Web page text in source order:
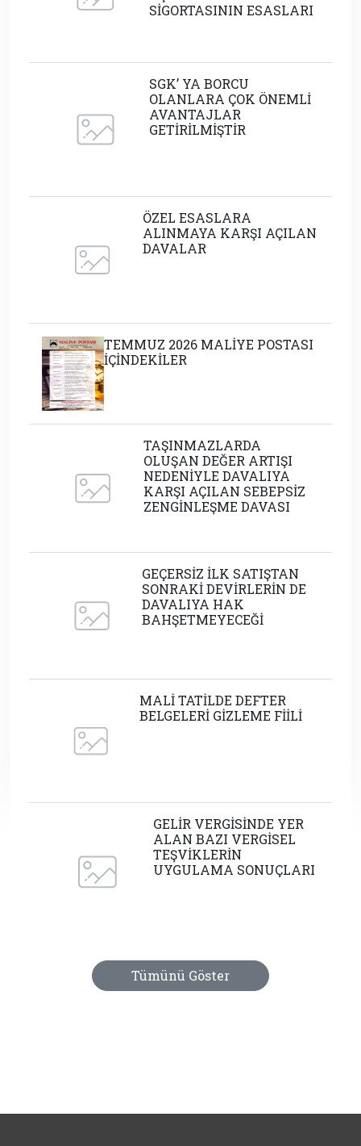
SİGORTASININ ESASLARI
SGK’ YA BORCU
OLANLARA ÇOK ÖNEMLİ
AVANTAJLAR
GETİRİLMİŞTİR
ÖZEL ESASLARA
ALINMAYA KARŞI AÇILAN
DAVALAR
TEMMUZ 2026 MALİYE POSTASI
İÇİNDEKİLER
TAŞINMAZLARDA
OLUŞAN DEĞER ARTIŞI
NEDENİYLE DAVALIYA
KARŞI AÇILAN SEBEPSİZ
ZENGİNLEŞME DAVASI
GEÇERSİZ İLK SATIŞTAN
SONRAKİ DEVİRLERİN DE
DAVALIYA HAK
BAHŞETMEYECEĞİ
MALİ TATİLDE DEFTER
BELGELERİ GİZLEME FİİLİ
GELİR VERGİSİNDE YER
ALAN BAZI VERGİSEL
TEŞVİKLERİN
UYGULAMA SONUÇLARI
Tümünü Göster